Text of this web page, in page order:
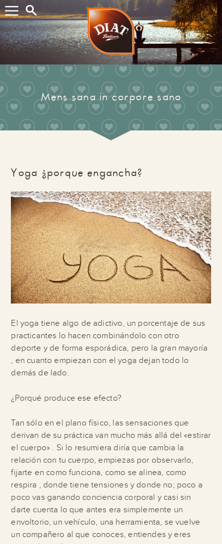
Buscar...
Mens sana in corpore sano
Yoga ¿porque engancha?
El yoga tiene algo de adictivo, un porcentaje de sus
practicantes lo hacen combinándolo con otro
deporte y de forma esporádica, pero la gran mayoría
, en cuanto empiezan con el yoga dejan todo lo
demás de lado.
¿Porqué produce ese efecto?
Tan sólo en el plano físico, las sensaciones que
derivan de su práctica van mucho más allá del «estirar
el cuerpo» . Si lo resumiera diría que cambia la
relación con tu cuerpo, empiezas por observarlo,
fijarte en como funciona, como se alinea, como
respira , donde tiene tensiones y donde no; poco a
poco vas ganando conciencia corporal y casi sin
darte cuenta lo que antes era simplemente un
envoltorio, un vehículo, una herramienta, se vuelve
un compañero al que conoces, entiendes y eres